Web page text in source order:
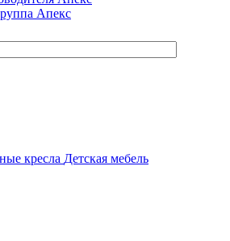
Апекс
кресла Детская мебель